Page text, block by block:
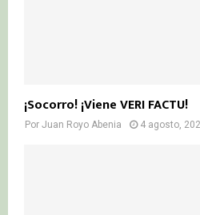
¡Socorro! ¡Viene VERI FACTU!
Por Juan Royo Abenia 4 agosto,